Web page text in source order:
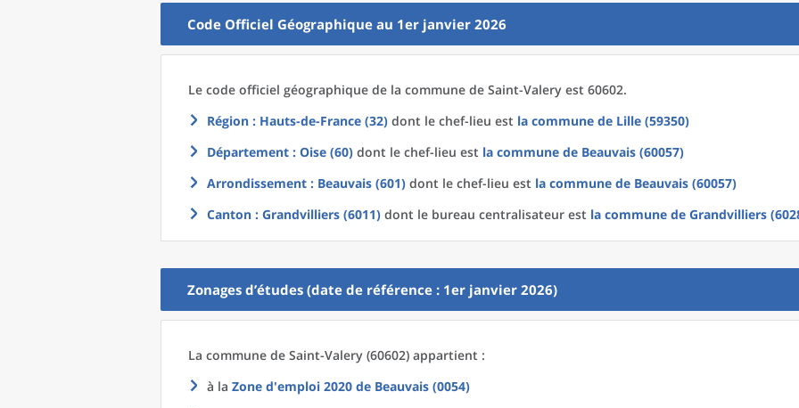
Code Officiel Géographique au 1er janvier 2026
Le code officiel géographique de la commune de Saint-Valery est 60602.
Région : Hauts-de-France (32) dont le chef-lieu est la commune de Lille (59350)
Département : Oise (60) dont le chef-lieu est la commune de Beauvais (60057)
Arrondissement : Beauvais (601) dont le chef-lieu est la commune de Beauvais (60057)
Canton : Grandvilliers (6011) dont le bureau centralisateur est la commune de Grandvilliers
Zonages d’études (date de référence : 1er janvier 2026)
La commune de Saint-Valery (60602) appartient :
à la Zone d'emploi 2020 de Beauvais (0054)